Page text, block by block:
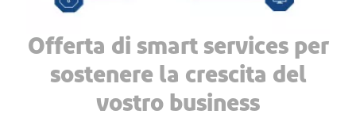
Offerta di smart services per
sostenere la crescita del
vostro business